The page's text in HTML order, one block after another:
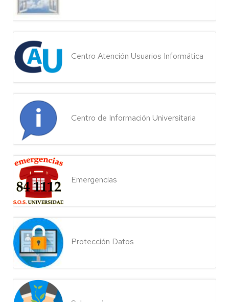
Centro Atención Usuarios Informática
Centro de Información Universitaria
Emergencias
Protección Datos